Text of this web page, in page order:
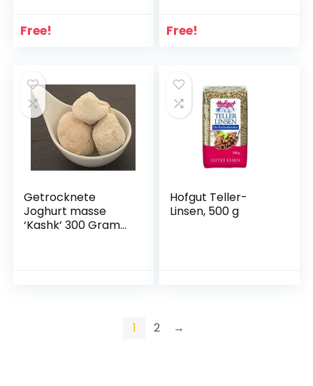
Free! Free!
Getrocknete
Joghurt masse
‘Kashk’ 300 Gramm
Hofgut Teller-
Linsen, 500 g
1 2 →